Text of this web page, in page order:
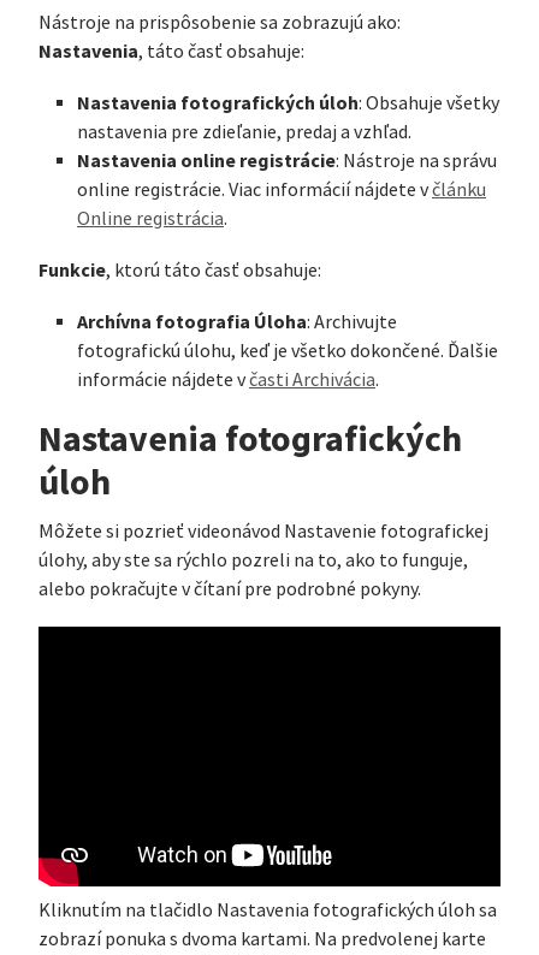
Nástroje na prispôsobenie sa zobrazujú ako:
Nastavenia, táto časť obsahuje:
Nastavenia fotografických úloh: Obsahuje všetky
nastavenia pre zdieľanie, predaj a vzhľad.
Nastavenia online registrácie: Nástroje na správu
online registrácie. Viac informácií nájdete včlánku
Online registrácia.
Funkcie, ktorú táto časť obsahuje:
Archívna fotografia Úloha: Archivujte
fotografickú úlohu, keď je všetko dokončené. Ďalšie
informácie nájdete včasti Archivácia.
Nastavenia fotografických
úloh
Môžete si pozrieť videonávod Nastavenie fotografickej
úlohy, aby ste sa rýchlo pozreli na to, ako to funguje,
alebo pokračujte v čítaní pre podrobné pokyny.
Kliknutím na tlačidlo Nastavenia fotografických úloh sa
zobrazí ponuka s dvoma kartami. Na predvolenej karte